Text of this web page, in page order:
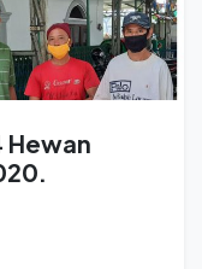
Hewan